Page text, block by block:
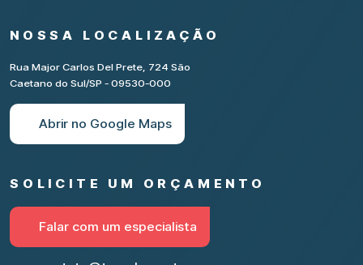
NOSSA LOCALIZAÇÃO
Rua Major Carlos Del Prete, 724 São
Caetano do Sul/SP - 09530-000
Abrir no Google Maps
SOLICITE UM ORÇAMENTO
Falar com um especialista